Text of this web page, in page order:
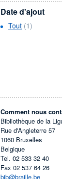
Date d'ajout
Tout (1)
Comment nous
Bibliothèque de la
Rue d'Angleterre 57
1060 Bruxelles
Belgique
Tel. 02 533 32 40
Fax 02 537 64 26
bib@braille.be